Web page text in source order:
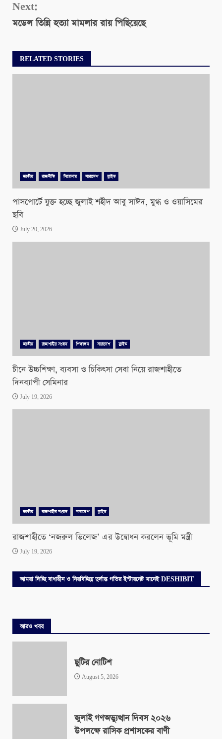
Next:
মডেল তিন্নি হত্যা মামলার রায় পিছিয়েছে
RELATED STORIES
জাতীয় রাজনীতি শিরোনাম সারাদেশ স্লাইড
পাসপোর্টে যুক্ত হচ্ছে জুলাই শহীদ আবু সাঈদ, মুগ্ধ ও ওয়াসিমের
ছবি
July 20, 2026
জাতীয় রাজশাহীর সংবাদ শিক্ষাঙ্গন সারাদেশ স্লাইড
চীনে উচ্চশিক্ষা, ব্যবসা ও চিকিৎসা সেবা নিয়ে রাজশাহীতে
দিনব্যাপী সেমিনার
July 19, 2026
জাতীয় রাজশাহীর সংবাদ সারাদেশ স্লাইড
রাজশাহীতে ‘নজরুল ভিলেজ’ এর উদ্বোধন করলেন ভূমি মন্ত্রী
July 19, 2026
আমরা দিচ্ছি বাধাহীন ও নিরবিচ্ছিন্ন দুর্দান্ত গতির ইন্টারনেট মানেই DESHIBIT
আরও খবর
ছুটির নোটিশ
August 5, 2026
জুলাই গণঅভ্যুত্থান দিবস ২০২৬
উপলক্ষে রাসিক প্রশাসকের বাণী